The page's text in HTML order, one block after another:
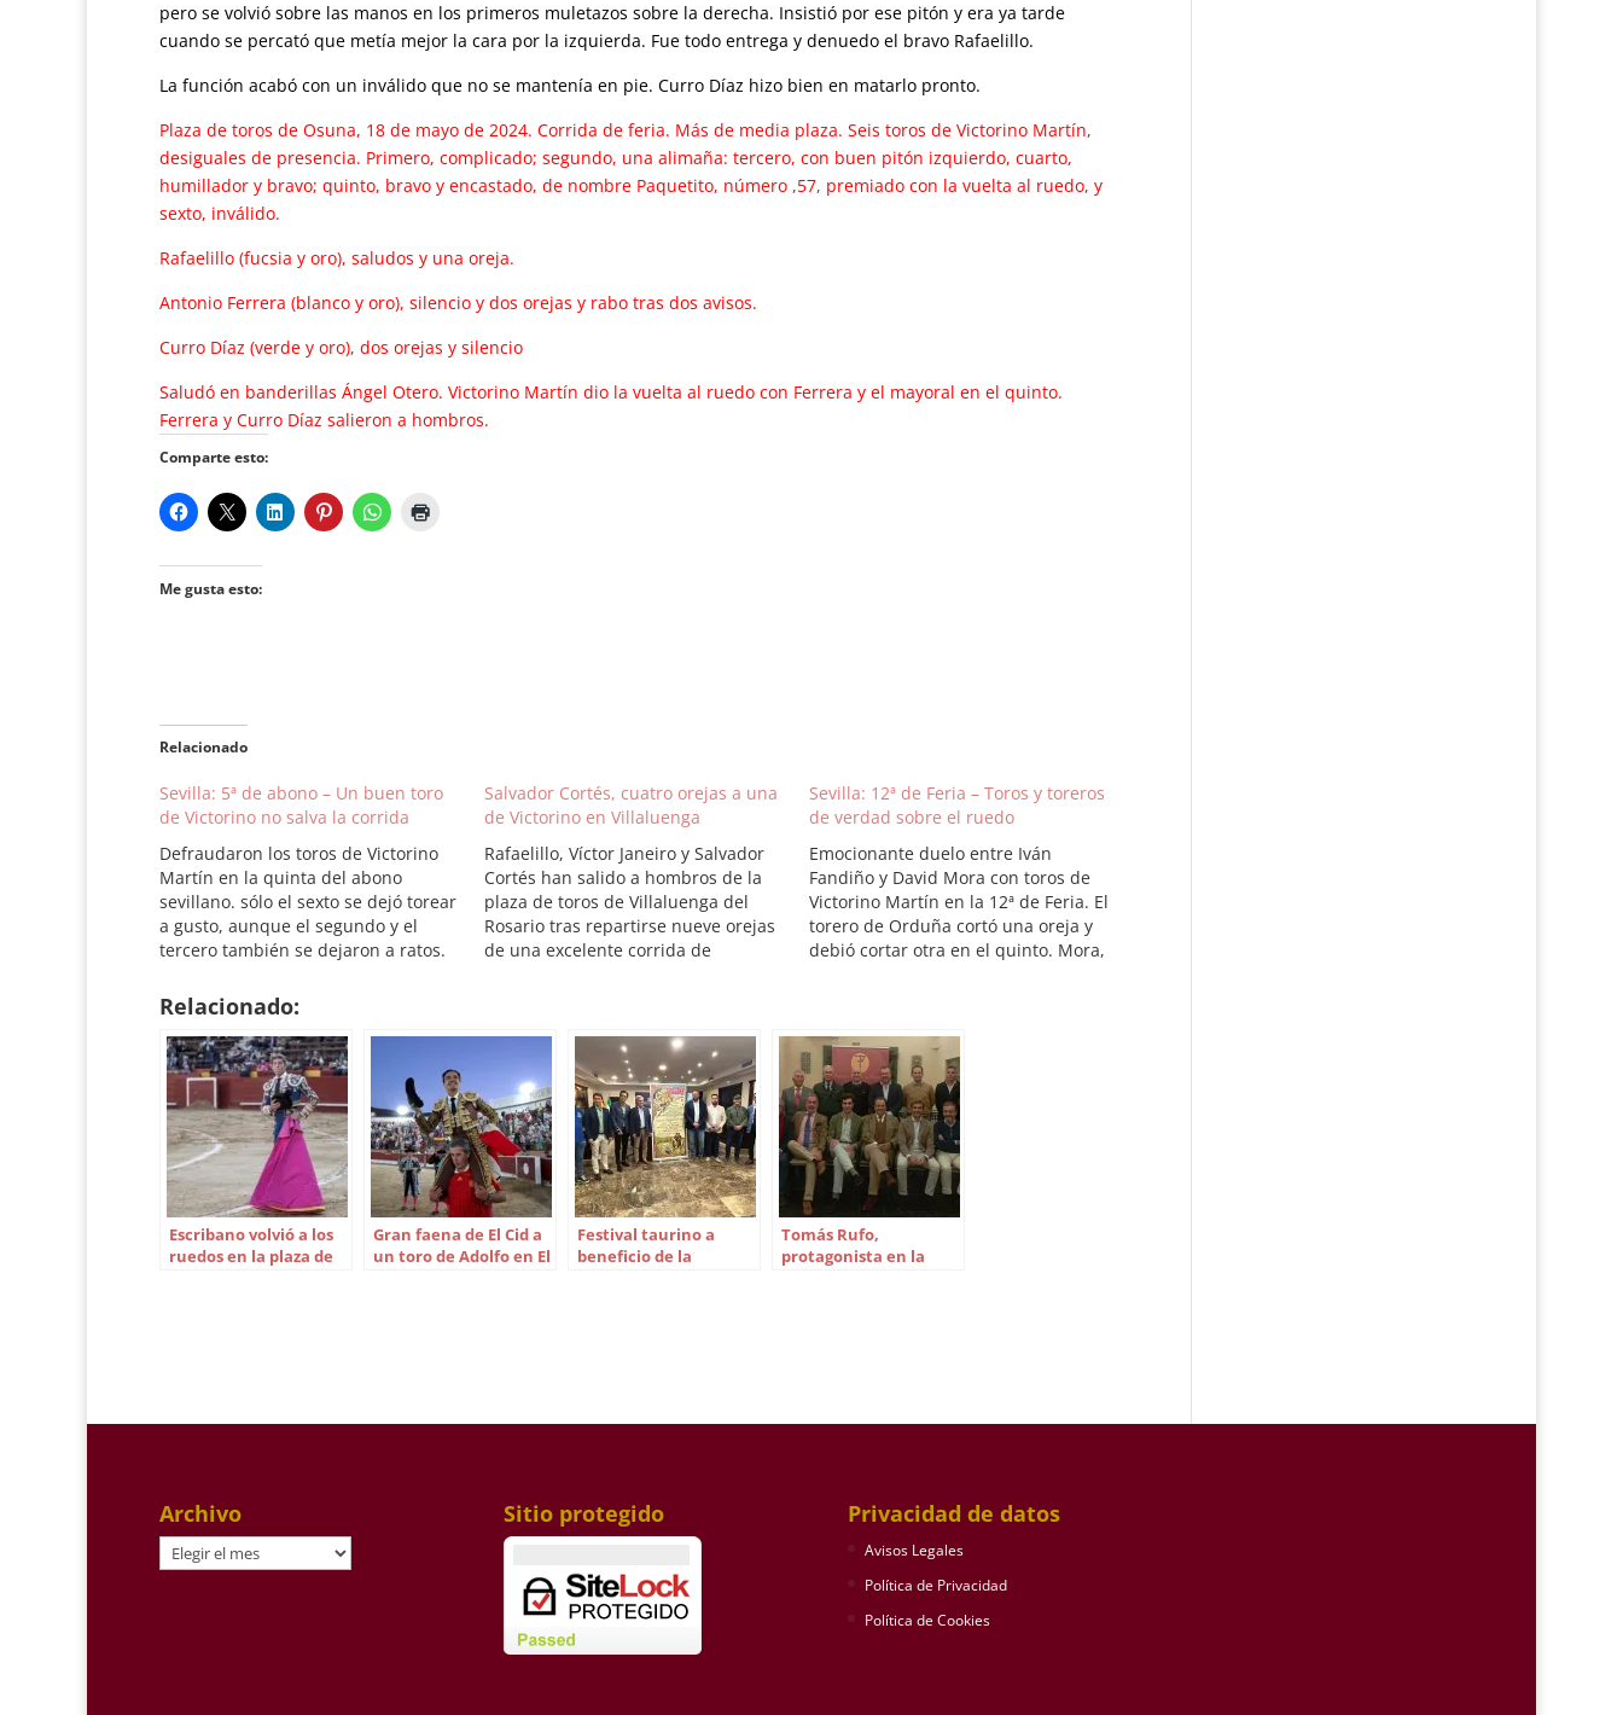
pero se volvió sobre las manos en los primeros muletazos sobre la derecha. Insistió por ese pitón y era ya tarde
cuando se percató que metía mejor la cara por la izquierda. Fue todo entrega y denuedo el bravo Rafaelillo.
La función acabó con un inválido que no se mantenía en pie. Curro Díaz hizo bien en matarlo pronto.
Plaza de toros de Osuna, 18 de mayo de 2024. Corrida de feria. Más de media plaza. Seis toros de Victorino Martín,
desiguales de presencia. Primero, complicado; segundo, una alimaña: tercero, con buen pitón izquierdo, cuarto,
humillador y bravo; quinto, bravo y encastado, de nombre Paquetito, número ,57, premiado con la vuelta al ruedo, y
sexto, inválido.
Rafaelillo (fucsia y oro), saludos y una oreja.
Antonio Ferrera (blanco y oro), silencio y dos orejas y rabo tras dos avisos.
Curro Díaz (verde y oro), dos orejas y silencio
Saludó en banderillas Ángel Otero. Victorino Martín dio la vuelta al ruedo con Ferrera y el mayoral en el quinto.
Ferrera y Curro Díaz salieron a hombros.
Comparte esto:
Me gusta esto:
Relacionado
Sevilla: 5ª de abono – Un buen toro
de Victorino no salva la corrida
Defraudaron los toros de Victorino
Martín en la quinta del abono
sevillano. sólo el sexto se dejó torear
a gusto, aunque el segundo y el
tercero también se dejaron a ratos.
pinchazo. Plaza de toros de la
2011.…
Salvador Cortés, cuatro orejas a una
de Victorino en Villaluenga
Rafaelillo, Víctor Janeiro y Salvador
Cortés han salido a hombros de la
plaza de toros de Villaluenga del
Rosario tras repartirse nueve orejas
de una excelente corrida de
humillando y noble. Cortés lo
aprovechó llevándolo…
Sevilla: 12ª de Feria – Toros y toreros
de verdad sobre el ruedo
Emocionante duelo entre Iván
Fandiño y David Mora con toros de
Victorino Martín en la 12ª de Feria. El
torero de Orduña cortó una oreja y
debió cortar otra en el quinto. Mora,
cuartos de…
Relacionado:
Escribano volvió a los
ruedos en la plaza de
Gran faena de El Cid a
un toro de Adolfo en El
Festival taurino a
beneficio de la
Tomás Rufo,
protagonista en la
Archivo
Archivo
Sitio protegido Privacidad de datos
Avisos Legales
Política de Privacidad
Política de Cookies